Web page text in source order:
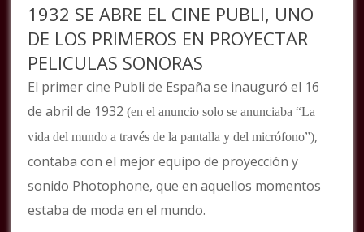
1932 SE ABRE EL CINE PUBLI, UNO
DE LOS PRIMEROS EN PROYECTAR
PELICULAS SONORAS
El primer cine Publi de España se inauguró el 16
de abril de 1932 (en el anuncio solo se anunciaba “La
vida del mundo a través de la pantalla y del micrófono”),
contaba con el mejor equipo de proyección y
sonido Photophone, que en aquellos momentos
estaba de moda en el mundo.